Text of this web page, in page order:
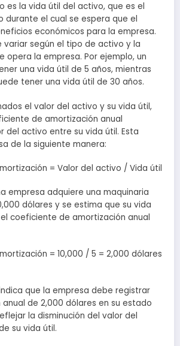
es la vida útil del activo, que es el
durante el cual se espera que el
económicos para la empresa.
variar según el tipo de activo y la
opera la empresa. Por ejemplo, un
una vida útil de 5 años, mientras
tener una vida útil de 30 años.
el valor del activo y su vida útil,
de amortización anual
del activo entre su vida útil. Esta
de la siguiente manera:
= Valor del activo / Vida útil
empresa adquiere una maquinaria
dólares y se estima que su vida
coeficiente de amortización anual
= 10,000 / 5 = 2,000 dólares
que la empresa debe registrar
de 2,000 dólares en su estado
la disminución del valor del
su vida útil.